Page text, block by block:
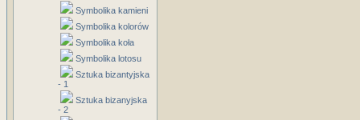
Symbolika kamieni
Symbolika kolorów
Symbolika koła
Symbolika lotosu
Sztuka bizantyjska
- 1
Sztuka bizanyjska
- 2